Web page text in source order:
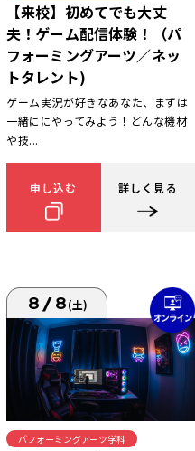
【来校】初めてでも大丈
夫！ゲーム配信体験！（パ
フォーミングアーツ／ネッ
トタレント)
ゲーム実況が好きなあなた、まずは
一緒ににやってみよう！どんな機材
や技...
申し込む 詳しく見る
8/8(土)
パフォーミングアーツ学科